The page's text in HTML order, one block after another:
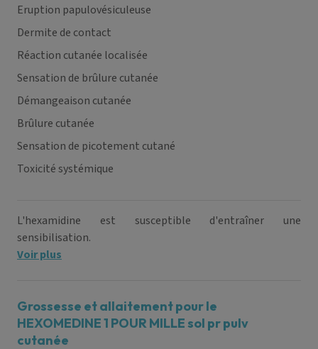
Eruption papulovésiculeuse
Dermite de contact
Réaction cutanée localisée
Sensation de brûlure cutanée
Démangeaison cutanée
Brûlure cutanée
Sensation de picotement cutané
Toxicité systémique
L'hexamidine est susceptible d'entraîner une
sensibilisation.
Voir plus
Grossesse et allaitement pour le
HEXOMEDINE 1 POUR MILLE sol pr pulv
cutanée